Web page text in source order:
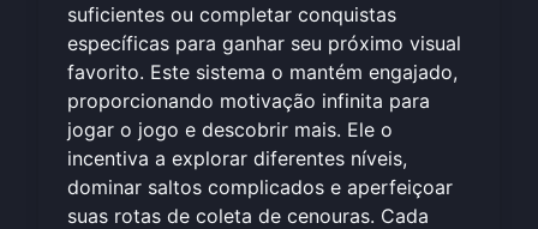
suficientes ou completar conquistas
específicas para ganhar seu próximo visual
favorito. Este sistema o mantém engajado,
proporcionando motivação infinita para
jogar o jogo e descobrir mais. Ele o
incentiva a explorar diferentes níveis,
dominar saltos complicados e aperfeiçoar
suas rotas de coleta de cenouras. Cada